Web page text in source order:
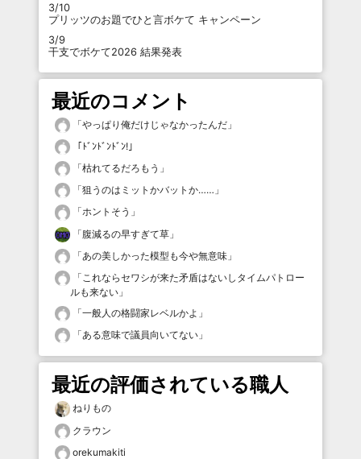
3/10
プリッツのお題でひと言ボケて キャンペーン
3/9
干支でボケて2026 結果発表
最近のコメント
「やっぱり俺だけじゃなかったんだ 」
「 ﾄﾞﾝﾄﾞﾝﾄﾞﾝ! 」
「枯れてるだろもう 」
「狙うのはミットかバットか…… 」
「ホントそう 」
「腹減るの早すぎて草 」
「あの美しかった模型も今や無意味 」
「これならセワシが来た矛盾はないしタイムパトロー
ルも来ない 」
「一般人の格闘家レベルかよ 」
「ある意味で議員向いてない 」
最近の評価されている職人
ねりもの
クラウン
orekumakiti